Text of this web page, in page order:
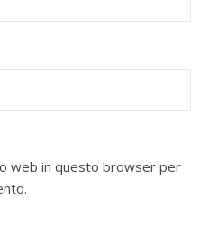
web in questo browser per